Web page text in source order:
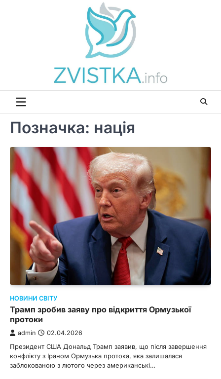
Позначка: нація
НОВИНИ СВІТУ
Трамп зробив заяву про відкриття Ормузької
протоки
admin 02.04.2026
Президент США Дональд Трамп заявив, що після завершення
конфлікту з Іраном Ормузька протока, яка залишалася
заблокованою з лютого через американські…